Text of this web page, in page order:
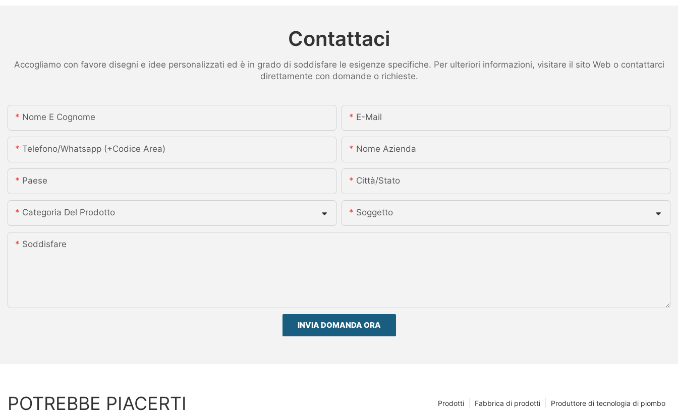
Contattaci
Accogliamo con favore disegni e idee personalizzati ed è in grado di soddisfare le esigenze specifiche. Per ulteriori informazioni, visitare il sito Web o contattarci
direttamente con domande o richieste.
Nome E Cognome E-Mail
Telefono/whatsapp (+codice Area) Nome Azienda
Paese Città/stato
Categoria Del Prodotto Soggetto
Soddisfare
INVIA DOMANDA ORA
POTREBBE PIACERTI Produttore di tecnologia di piombo
Fabbrica di prodotti
Prodotti